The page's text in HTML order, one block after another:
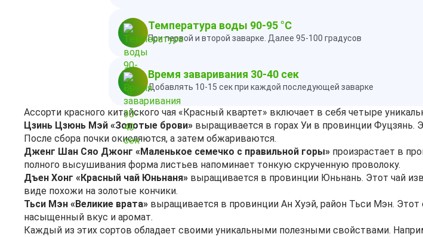
Температура воды 90-95 °C
При первой и второй заварке. Далее 95-100 градусов
Время заваривания 30-40 сек
Добавлять 10-15 сек при каждой последующей заварке
Ассорти красного китайского чая «Красный квартет» включает в себя четыре
Цзинь Цзюнь Мэй «Золотые брови» выращивается в горах Уи в провинции Фуцзянь.
После сбора почки окисляются, а затем обжариваются.
Дженг Шан Сяо Джонг «Маленькое семечко с правильной горы» произрастает в
полного высушивания форма листьев напоминает тонкую скрученную проволоку.
Дъен Хонг «Красный чай Юньнаня» выращивается в провинции Юньнань. Этот чай
виде похожи на золотые кончики.
Тьси Мэн «Великие врата» выращивается в провинции Ан Хуэй, район Тьси Мэн. Этот
насыщенный вкус и аромат.
Каждый из этих сортов обладает своими уникальными полезными свойствами.